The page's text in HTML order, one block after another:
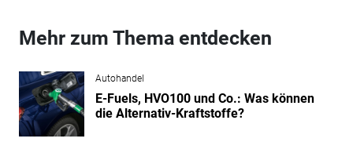
Mehr zum Thema entdecken
Autohandel
E-Fuels, HVO100 und Co.: Was können
die Alternativ-Kraftstoffe?